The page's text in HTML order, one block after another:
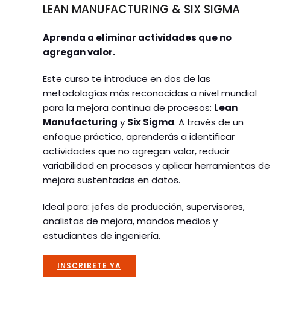
LEAN MANUFACTURING & SIX SIGMA
Aprenda a eliminar actividades que no
agregan valor.
Este curso te introduce en dos de las
metodologías más reconocidas a nivel mundial
para la mejora continua de procesos: Lean
Manufacturing y Six Sigma. A través de un
enfoque práctico, aprenderás a identificar
actividades que no agregan valor, reducir
variabilidad en procesos y aplicar herramientas de
mejora sustentadas en datos.
Ideal para: jefes de producción, supervisores,
analistas de mejora, mandos medios y
estudiantes de ingeniería.
INSCRIBETE YA